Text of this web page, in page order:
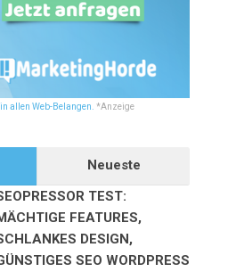
allen Web-Belangen. *Anzeige
Neueste
TEST:
FEATURES,
DESIGN,
SEO WORDPRESS